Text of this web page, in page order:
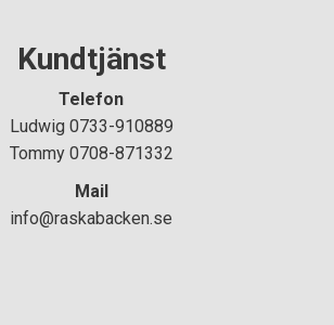
Kundtjänst
Telefon
Ludwig 0733-910889
Tommy 0708-871332
Mail
info@raskabacken.se